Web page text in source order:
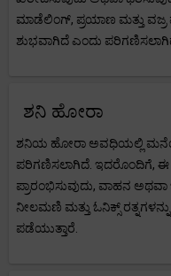
ಮಾಡೆಲಿಂಗ್, ಪ್ರಯಾಣ ಮತ್ತು ವಜ್ರ
ಶುಭವಾಗಿದೆ ಎಂದು
ಶನಿ ಹೋರಾ
ಶನಿಯ ಹೋರಾ ಅವಧಿಯಲ್ಲಿ ಮನೆಯ
ಪರಿಗಣಿಸಲಾಗಿದೆ. ಇದರೊಂದಿಗೆ,
ಪ್ರಾರಂಭಿಸುವುದು, ವಾಹನ
ನೀಲಮಣಿ ಮತ್ತು ಓನಿಕ್ಸ್
ಪಡೆಯುತ್ತಾರೆ.